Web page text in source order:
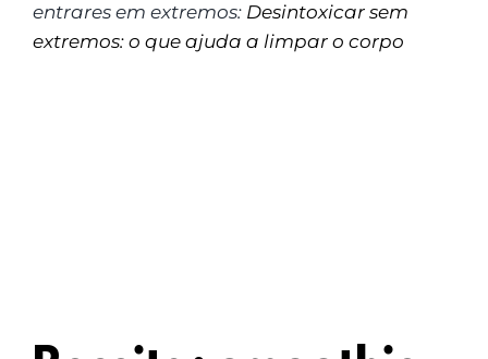
entrares em extremos: Desintoxicar sem
extremos: o que ajuda a limpar o corpo